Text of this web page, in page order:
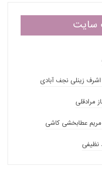
سایت
اشرف زینلی نجف آبادی
مرادقلی
مریم عطابخشی کاشی
نظیفی